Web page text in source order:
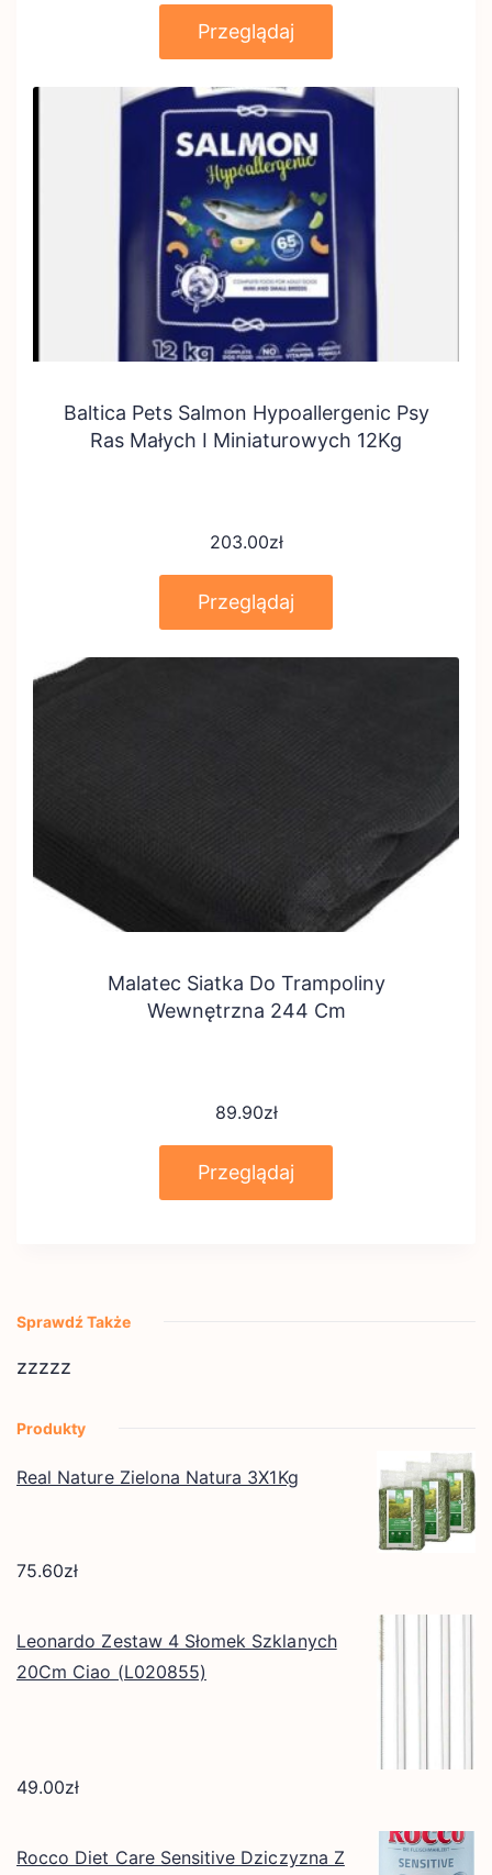
Przeglądaj
Baltica Pets Salmon Hypoallergenic Psy
Ras Małych I Miniaturowych 12Kg
203.00zł
Przeglądaj
Malatec Siatka Do Trampoliny
Wewnętrzna 244 Cm
89.90zł
Przeglądaj
Sprawdź Także
zzzzz
Produkty
Real Nature Zielona Natura 3X1Kg
75.60zł
Leonardo Zestaw 4 Słomek Szklanych
20Cm Ciao (L020855)
49.00zł
Rocco Diet Care Sensitive Dziczyzna Z